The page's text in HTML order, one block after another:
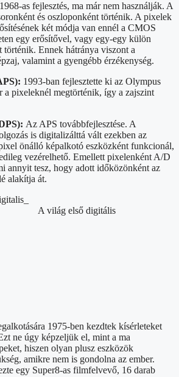
1968-as fejlesztés, ma már nem használják. A
és oszloponként történik. A pixelek
két módja van ennél a CMOS
egy erősítővel, vagy egy-egy külön
történik. Ennek hátránya viszont a
valamint a gyengébb érzékenység.
1993-ban fejlesztette ki az Olympus
a pixeleknél megtörténik, így a zajszint
Az APS továbbfejlesztése. A
is digitalizálttá vált ezekben az
önálló képalkotó eszközként funkcionál,
vezérelhető. Emellett pixelenként A/D
annyit tesz, hogy adott időközönként az
alakítja át.
A világ első digitális
1975-ben kezdtek kísérleteket
ne úgy képzeljük el, mint a ma
hiszen olyan plusz eszközök
amikre nem is gondolna az ember.
egy Super8-as filmfelvevő, 16 darab